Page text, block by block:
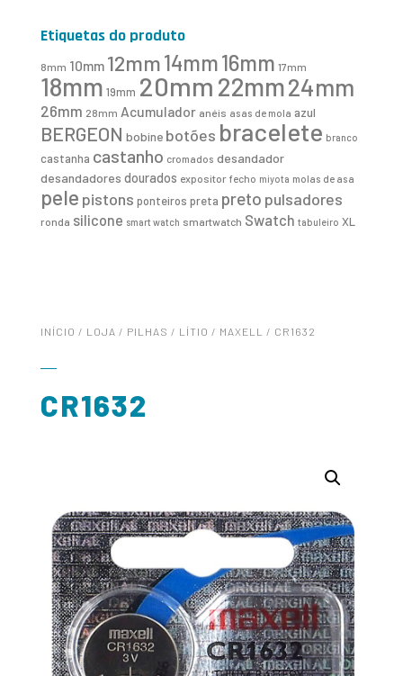
Etiquetas do produto
8mm 10mm 12mm14mm16mm 17mm
18mm 19mm 20mm 22mm24mm
26mm 28mm Acumulador anéis asas de mola azul
BERGEON bobine botões bracelete branco
castanha castanho cromados desandador
desandadores dourados expositor fecho miyota molas de asa
pele pistons ponteiros preta preto pulsadores
ronda silicone smart watch smartwatch Swatch tabuleiro XL
INÍCIO / LOJA / PILHAS / LÍTIO / MAXELL / CR1632
CR1632